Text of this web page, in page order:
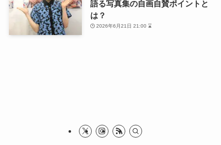
📎 ELAIZA およそ4年ぶりのニューアルバムが完成！デジ
タルアルバム『fantasy』2025.…